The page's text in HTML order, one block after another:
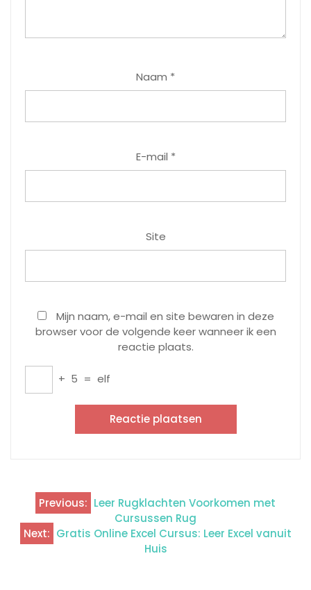
Naam *
E-mail *
Site
Mijn naam, e-mail en site bewaren in deze
browser voor de volgende keer wanneer ik een
reactie plaats.
+ 5 = elf
Berichtnavigatie
Previous: Leer Rugklachten Voorkomen met
Cursussen Rug
Next: Gratis Online Excel Cursus: Leer Excel vanuit
Huis